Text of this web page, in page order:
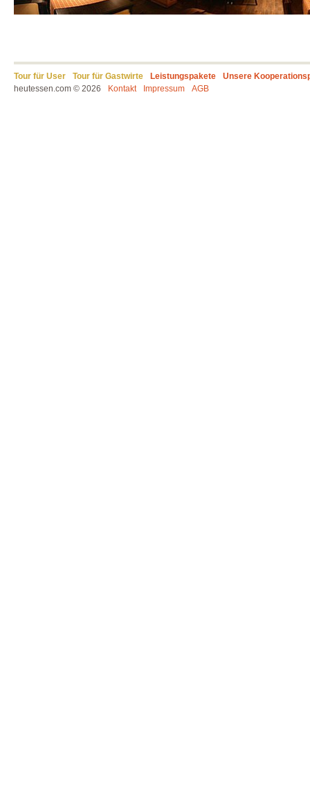
Tour für User Tour für Gastwirte Leistungspakete
Unsere
heutessen.com © 2026
Kontakt Impressum AGB